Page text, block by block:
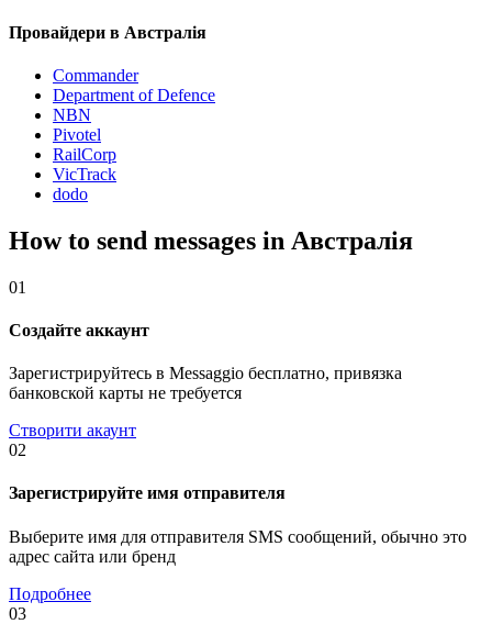
Провайдери в Австралія
Commander
Department of Defence
NBN
Pivotel
RailCorp
VicTrack
dodo
How to send messages in Австралія
01
Создайте аккаунт
Зарегистрируйтесь в Messaggio бесплатно, привязка
банковской карты не требуется
Створити акаунт
02
Зарегистрируйте имя отправителя
Выберите имя для отправителя SMS сообщений, обычно это
адрес сайта или бренд
Подробнее
03